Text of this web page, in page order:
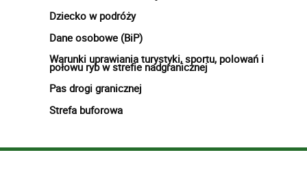
Dziecko w podróży
Dane osobowe (BiP)
Warunki uprawiania turystyki, sportu, polowań i
połowu ryb w strefie nadgranicznej
Pas drogi granicznej
Strefa buforowa